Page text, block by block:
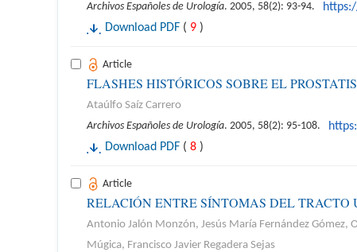
Archivos Españoles de Urología. 2005, 58(2): 93-94.
Download PDF ( 9 )
Article
FLASHES HISTÓRICOS SOBRE EL
Ataúlfo Saíz Carrero
Archivos Españoles de Urología. 2005, 58(2): 95-108.
Download PDF ( 8 )
Article
RELACIÓN ENTRE SÍNTOMAS DEL
Antonio Jalón Monzón, Jesús María Fernández Gómez,
Múgica, Francisco Javier Regadera Sejas